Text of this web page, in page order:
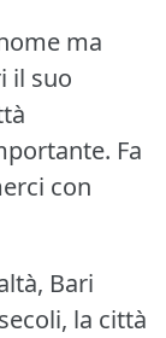
ma
il suo
Fa
con
Bari
la città